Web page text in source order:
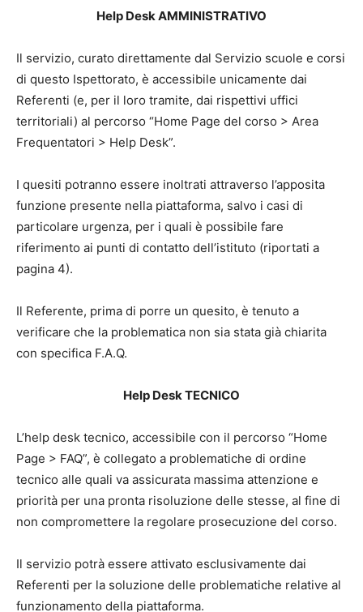
Help Desk AMMINISTRATIVO
Il servizio, curato direttamente dal Servizio scuole e corsi
di questo Ispettorato, è accessibile unicamente dai
Referenti (e, per il loro tramite, dai rispettivi uffici
territoriali) al percorso “Home Page del corso > Area
Frequentatori > Help Desk”.
I quesiti potranno essere inoltrati attraverso l’apposita
funzione presente nella piattaforma, salvo i casi di
particolare urgenza, per i quali è possibile fare
riferimento ai punti di contatto dell’istituto (riportati a
pagina 4).
Il Referente, prima di porre un quesito, è tenuto a
verificare che la problematica non sia stata già chiarita
con specifica F.A.Q.
Help Desk TECNICO
L’help desk tecnico, accessibile con il percorso “Home
Page > FAQ”, è collegato a problematiche di ordine
tecnico alle quali va assicurata massima attenzione e
priorità per una pronta risoluzione delle stesse, al fine di
non compromettere la regolare prosecuzione del corso.
Il servizio potrà essere attivato esclusivamente dai
Referenti per la soluzione delle problematiche relative al
funzionamento della piattaforma.